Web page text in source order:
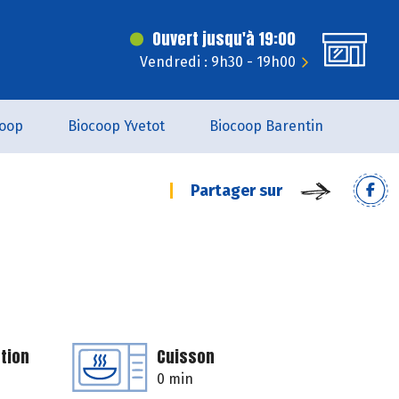
Ouvert jusqu'à 19:00
Vendredi : 9h30 - 19h00
Biocoop Yvetot Biocoop Barentin
Partager sur
Cuisson
0 min